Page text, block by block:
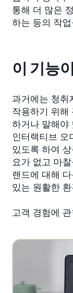
통해 더 많은
하는 등의 작
이 기능
과거에는 청취
작용하기 위해
하거나 말해야
인터랙티브 오
있도록 하여
요가 없고 마
랜드에 대해
있는 원활한
고객 경험에